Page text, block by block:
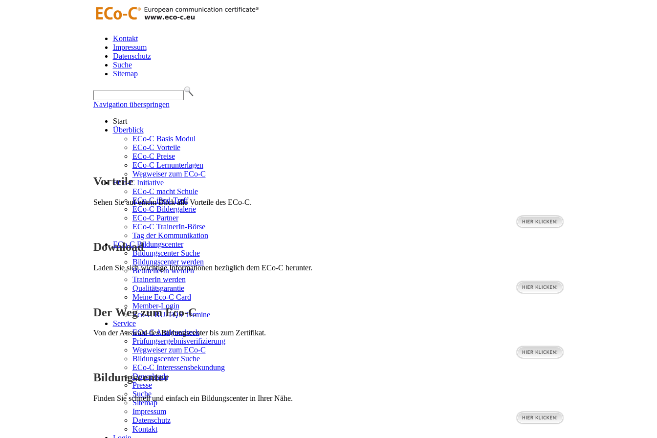
Kontakt
Impressum
Datenschutz
Suche
Sitemap
Navigation überspringen
Start
Überblick
ECo-C Basis Modul
ECo-C Vorteile
ECo-C Preise
ECo-C Lernunterlagen
Wegweiser zum ECo-C
ECo-C Initiative
ECo-C macht Schule
ECo-C iPod-Treff
ECo-C Bildergalerie
ECo-C Partner
ECo-C TrainerIn-Börse
Tag der Kommunikation
ECo-C Bildungscenter
Bildungscenter Suche
Bildungscenter werden
BeurteilerIn werden
TrainerIn werden
Qualitätsgarantie
Meine Eco-C Card
Member-Login
Eco-C BU/TQS Termine
Service
ECo-C Analysecheck
Prüfungsergebnisverifizierung
Wegweiser zum ECo-C
Bildungscenter Suche
ECo-C Interessensbekundung
Downloads
Presse
Suche
Sitemap
Impressum
Datenschutz
Kontakt
Vorteile
Sehen Sie auf einem Blick alle Vorteile des ECo-C.
Download
Laden Sie sich wichtige Informationen bezüglich dem ECo-C herunter.
Der Weg zum Eco-C
Von der Auswahl des Bildungscenter bis zum Zertifikat.
Bildungscenter
Finden Sie schnell und einfach ein Bildungscenter in Ihrer Nähe.